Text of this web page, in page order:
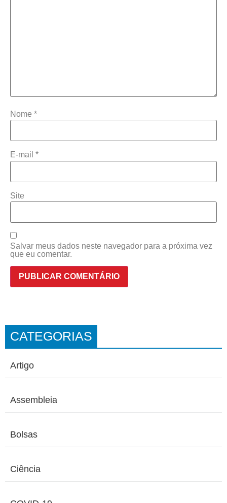
Nome *
E-mail *
Site
Salvar meus dados neste navegador para a próxima vez
que eu comentar.
CATEGORIAS
Artigo
Assembleia
Bolsas
Ciência